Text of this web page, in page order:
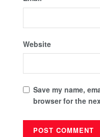
Website
Save my name,
browser for the